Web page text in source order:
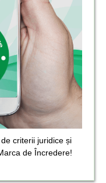
criterii juridice și
de Încredere!